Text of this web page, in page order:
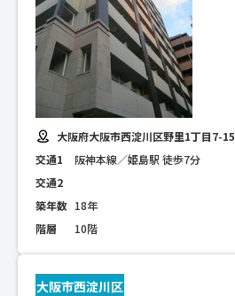
大阪府大阪市西淀川区野里1丁目7-15
交通1
阪神本線／姫島駅 徒歩7分
交通2
築年数 18年
階層
10階
大阪市西淀川区